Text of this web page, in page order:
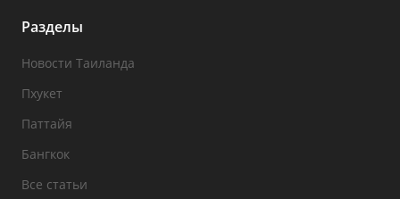
Разделы
Новости Таиланда
Пхукет
Паттайя
Бангкок
Все статьи